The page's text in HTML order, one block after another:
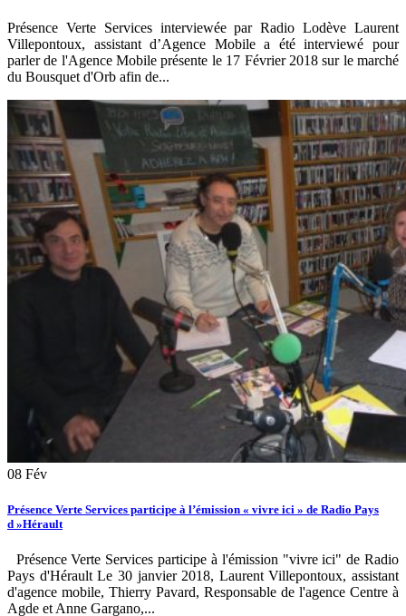
Présence Verte Services interviewée par Radio Lodève Laurent
Villepontoux, assistant d’Agence Mobile a été interviewé pour
parler de l'Agence Mobile présente le 17 Février 2018 sur le marché
du Bousquet d'Orb afin de...
08 Fév
Présence Verte Services participe à l’émission « vivre ici » de Radio Pays
d »Hérault
Présence Verte Services participe à l'émission "vivre ici" de Radio
Pays d'Hérault Le 30 janvier 2018, Laurent Villepontoux, assistant
d'agence mobile, Thierry Pavard, Responsable de l'agence Centre à
Agde et Anne Gargano,...